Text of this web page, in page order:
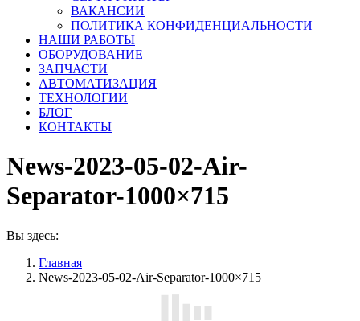
ВАКАНСИИ
ПОЛИТИКА КОНФИДЕНЦИАЛЬНОСТИ
НАШИ РАБОТЫ
ОБОРУДОВАНИЕ
ЗАПЧАСТИ
АВТОМАТИЗАЦИЯ
ТЕХНОЛОГИИ
БЛОГ
КОНТАКТЫ
News-2023-05-02-Air-
Separator-1000×715
Вы здесь:
Главная
News-2023-05-02-Air-Separator-1000×715